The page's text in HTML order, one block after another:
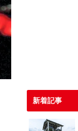
新着記事